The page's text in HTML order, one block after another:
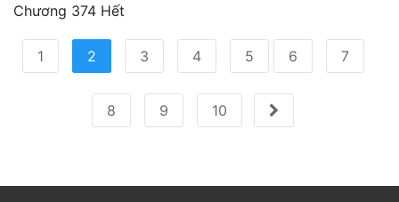
Chương 374 Hết
1 2
(current)
3 4 5 6 7
8 9 10